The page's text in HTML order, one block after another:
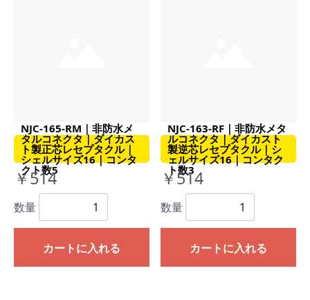
NJC-165-RM｜非防水メ
タルコネクタ｜ダイカス
ト製正芯レセプタクル｜
シェルサイズ16｜コンタ
クト数5
￥514
数量
カートに入れる
NJC-163-RF｜非防水メタ
ルコネクタ｜ダイカスト
製逆芯レセプタクル｜シ
ェルサイズ16｜コンタク
ト数3
￥514
数量
カートに入れる